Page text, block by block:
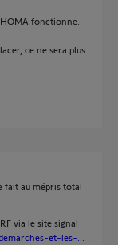
fonctionne.
ce ne sera plus
fait au mépris total
via le site signal
et-les-...